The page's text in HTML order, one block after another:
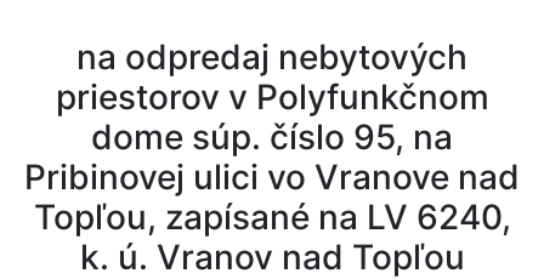
na odpredaj nebytových
priestorov v Polyfunkčnom
dome súp. číslo 95, na
Pribinovej ulici vo Vranove nad
Topľou, zapísané na LV 6240,
k. ú. Vranov nad Topľou